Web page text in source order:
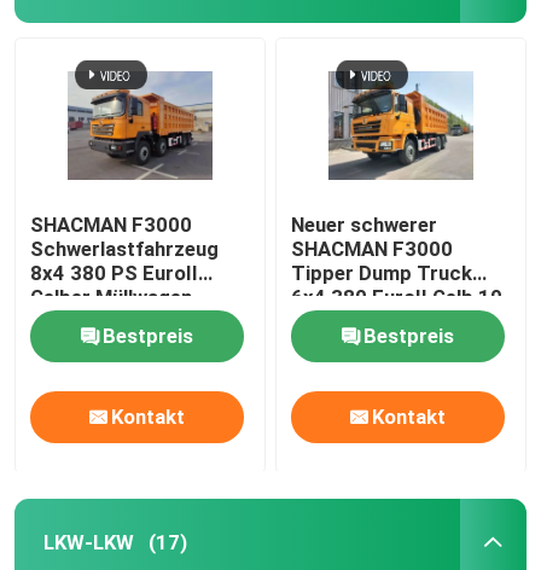
SHACMAN F3000
Schwerlastfahrzeug
8x4 380 PS EuroII
Gelber Müllwagen
WEICHAI
Bestpreis
Kontakt
Neuer schwerer
SHACMAN F3000
Tipper Dump Truck
6x4 380 EuroII Gelb 10
Räder
Bestpreis
Kontakt
LKW-LKW (17)